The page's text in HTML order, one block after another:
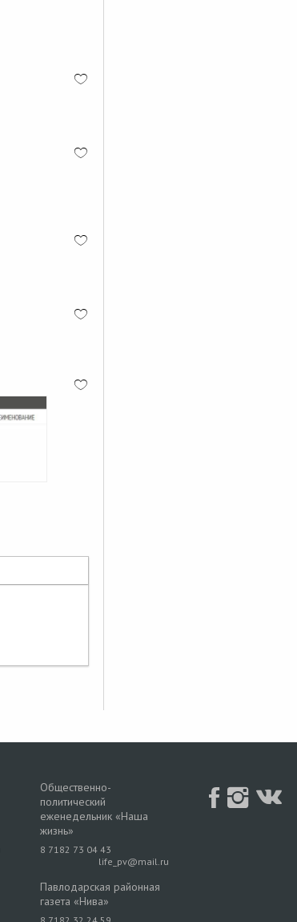
Общественно-
политический
еженедельник «Наша
жизнь»
8 7182 73 04 43
life_pv@mail.ru
Павлодарская районная
газета «Нива»